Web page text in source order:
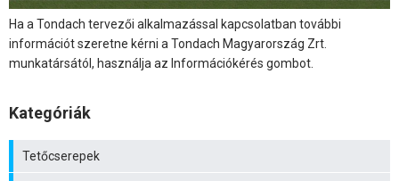
Ha a Tondach tervezői alkalmazással kapcsolatban további
információt szeretne kérni a Tondach Magyarország Zrt.
munkatársától, használja az Információkérés gombot.
Kategóriák
Tetőcserepek